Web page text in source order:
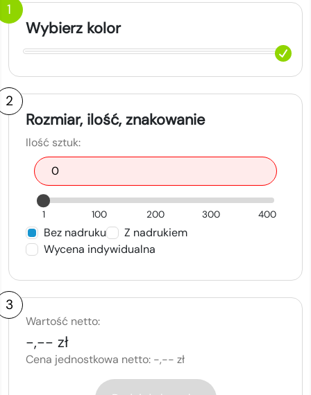
1
Wybierz kolor
2
Rozmiar, ilość, znakowanie
Ilość sztuk:
1 100 200 300 400
Bez nadruku
Z nadrukiem
Wycena indywidualna
3
Wartość netto:
-,-- zł
Cena jednostkowa netto: -,-- zł